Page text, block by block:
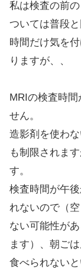
私は検査の前
ついては普段と
時間だけ気を
りますが、、
MRIの検査時
せん。
造影剤を使わ
も制限されま
す。
検査時間が午
れないので（
ない可能性が
ます）、朝ご
食べられないと